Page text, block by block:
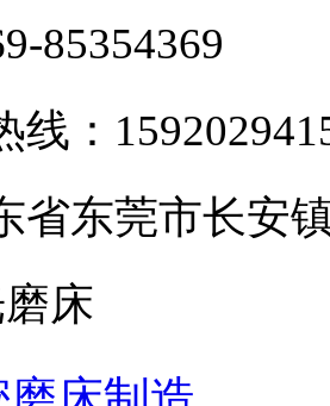
85354369
线：
省东莞市长安
床